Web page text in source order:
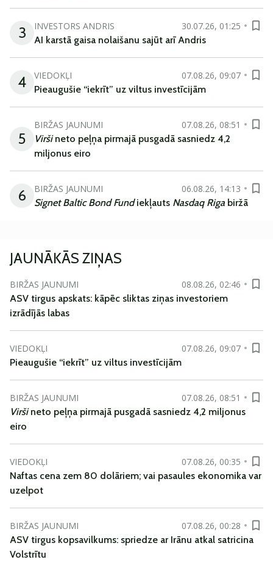
3 INVESTORS ANDRIS
30.07.26, 01:25
AI karstā gaisa nolaišanu sajūt arī Andris
4 VIEDOKĻI
07.08.26, 09:07
Pieaugušie “iekrīt” uz viltus investīcijām
5
BIRŽAS JAUNUMI
07.08.26, 08:51
Viršineto peļņa pirmajā pusgadā sasniedz 4,2
miljonus eiro
6 BIRŽAS JAUNUMI
06.08.26, 14:13
Signet Baltic Bond Fundiekļauts Nasdaq Riga biržā
JAUNĀKĀS ZIŅAS
BIRŽAS JAUNUMI
08.08.26, 02:46
ASV tirgus apskats: kāpēc sliktas ziņas investoriem
izrādījās labas
VIEDOKĻI
07.08.26, 09:07
Pieaugušie “iekrīt” uz viltus investīcijām
BIRŽAS JAUNUMI
07.08.26, 08:51
Viršineto peļņa pirmajā pusgadā sasniedz 4,2 miljonus
eiro
VIEDOKĻI
07.08.26, 00:35
Naftas cena zem 80 dolāriem; vai pasaules ekonomika var
uzelpot
BIRŽAS JAUNUMI
07.08.26, 00:28
ASV tirgus kopsavilkums: spriedze ar Irānu atkal satricina
Volstrītu